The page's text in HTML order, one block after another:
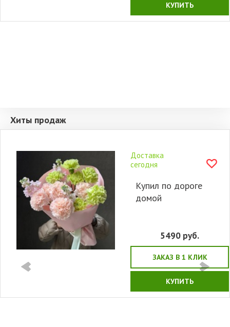
КУПИТЬ
Хиты продаж
Доставка
сегодня
Купил по дороге
домой
5490 руб.
ЗАКАЗ В 1 КЛИК
КУПИТЬ